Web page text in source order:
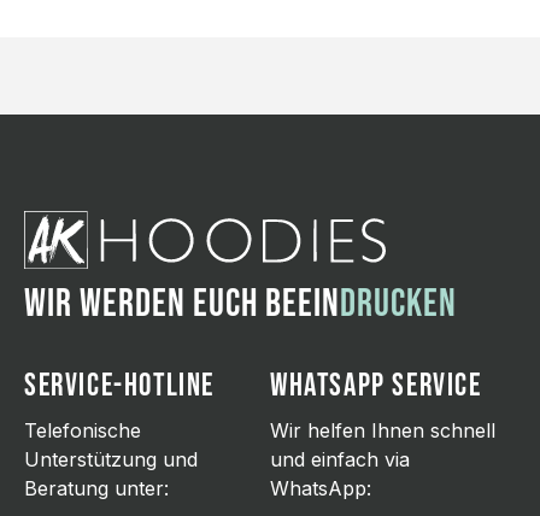
WIR WERDEN EUCH BEEINDRUCKEN
SERVICE-HOTLINE
Telefonische
Unterstützung und
Beratung unter:
WHATSAPP SERVICE
Wir helfen Ihnen schnell
und einfach via
WhatsApp: